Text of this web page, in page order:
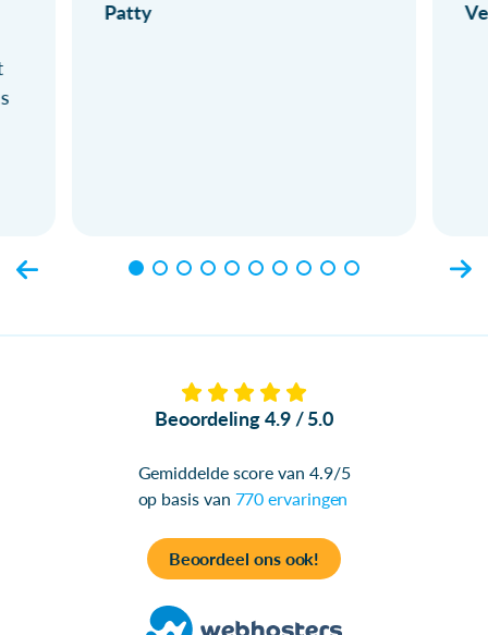
Patty
Beoordeling 4.9 / 5.0
Gemiddelde score van 4.9/5
op basis van 770 ervaringen
Beoordeel ons ook!